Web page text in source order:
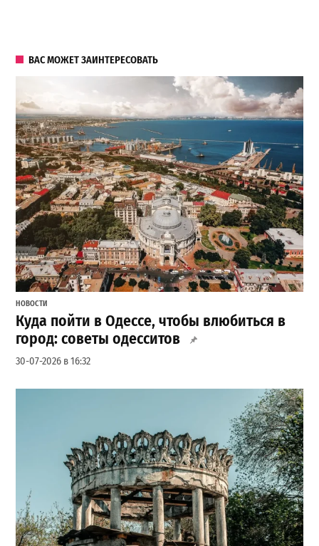
ВАС МОЖЕТ ЗАИНТЕРЕСОВАТЬ
НОВОСТИ
Куда пойти в Одессе, чтобы влюбиться в
город: советы одесситов
30-07-2026 в 16:32